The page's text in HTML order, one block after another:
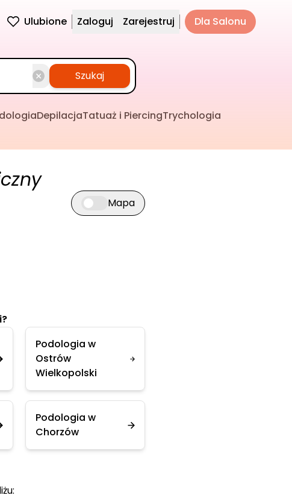
Ulubione Zaloguj Zarejestruj Dla Salonu
Szukaj
DepilacjaTatuaż i PiercingTrychologia
Przełącz widok mapy
Mapa
Podologia w
Ostrów
Wielkopolski
Podologia w
Chorzów